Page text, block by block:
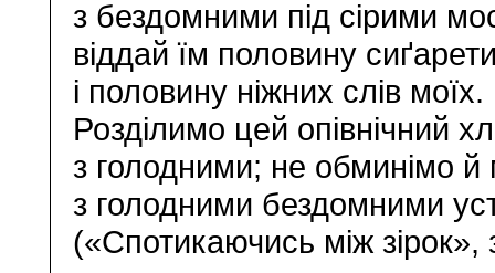
з бездомними під сірими
віддай їм половину
і половину ніжних слів моїх.
Розділимо цей опівнічний
з голодними; не обминімо й
з голодними бездомними
(«Спотикаючись між